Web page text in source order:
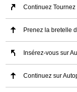
Continuez
Prenez la bretelle
Insérez-vous sur
Continuez sur